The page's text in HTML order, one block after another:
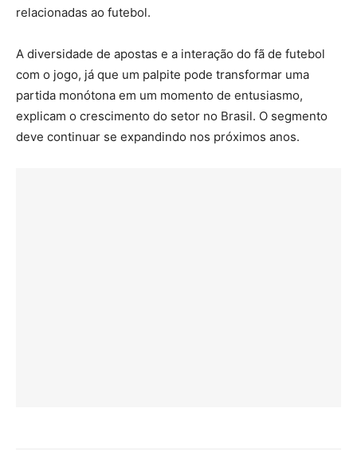
relacionadas ao futebol.
A diversidade de apostas e a interação do fã de futebol
com o jogo, já que um palpite pode transformar uma
partida monótona em um momento de entusiasmo,
explicam o crescimento do setor no Brasil. O segmento
deve continuar se expandindo nos próximos anos.